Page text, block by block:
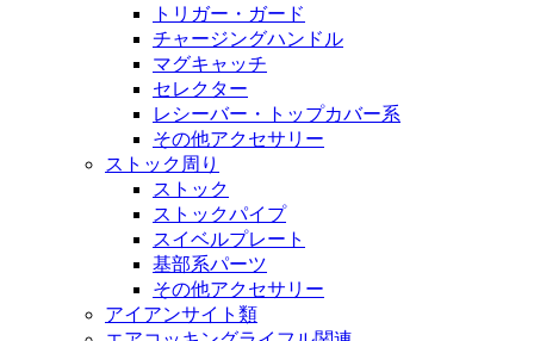
トリガー・ガード
チャージングハンドル
マグキャッチ
セレクター
レシーバー・トップカバー系
その他アクセサリー
ストック周り
ストック
ストックパイプ
スイベルプレート
基部系パーツ
その他アクセサリー
アイアンサイト類